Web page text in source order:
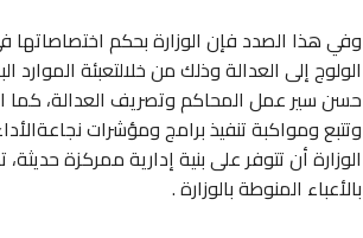
وفي هذا الصدد فإن الوزارة بحكم
الولوج إلى العدالة وذلك من خلالتعبئة الموارد
حسن سير عمل المحاكم وتصريف العدالة، كما
وتتبع ومواكبة تنفيذ برامج ومؤشرات
الوزارة أن تتوفر على بنية إدارية ممركزة
بالأعباء المنوطة بالوزارة .